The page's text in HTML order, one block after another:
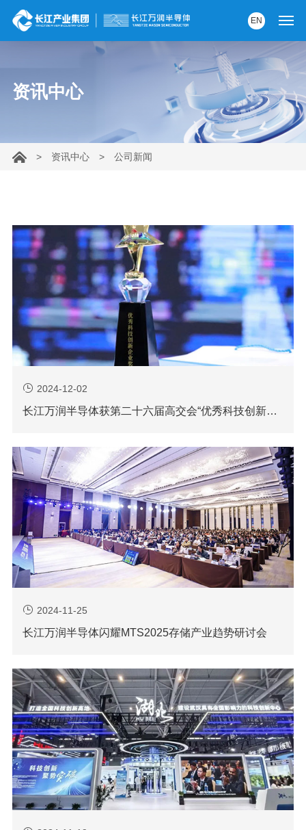
产品中心
服务支持
关于我们
党建园地
内部AI助手
EN
资讯中心
> 资讯中心> 公司新闻
2024-12-02
长江万润半导体获第二十六届高交会“优秀科技创新企业奖”
2024-11-25
长江万润半导体闪耀MTS2025存储产业趋势研讨会